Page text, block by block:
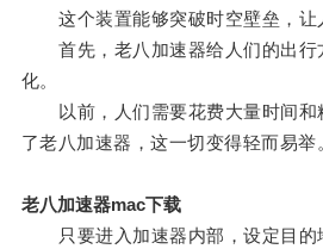
这个装置能够突破时空壁垒，让
首先，老八加速器给人们的出行
化。
以前，人们需要花费大量时间和
了老八加速器，这一切变得轻而易举
老八加速器mac下载
只要进入加速器内部，设定目的